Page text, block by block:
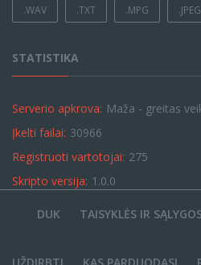
.WAV .TXT .MPG .JPEG
STATISTIKA
Serverio apkrova: Maža - greitas
Įkelti failai: 30966
Registruoti vartotojai: 275
Skripto versija: 1.0.0
DUK TAISYKLĖS IR